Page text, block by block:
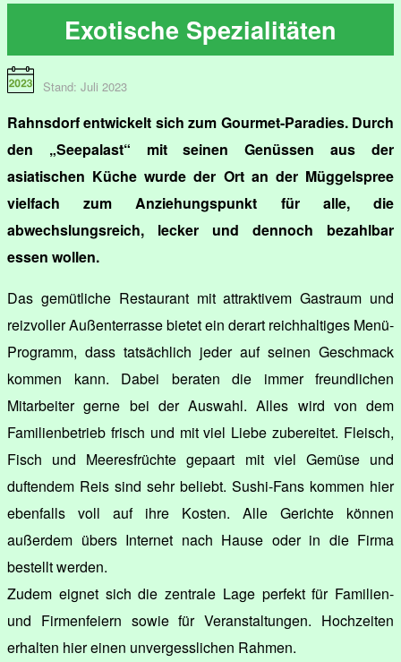
Exotische Spezialitäten
Stand: Juli 2023
Rahnsdorf entwickelt sich zum Gourmet-Paradies. Durch
den „Seepalast“ mit seinen Genüssen aus der
asiatischen Küche wurde der Ort an der Müggelspree
vielfach zum Anziehungspunkt für alle, die
abwechslungsreich, lecker und dennoch bezahlbar
essen wollen.
Das gemütliche Restaurant mit attraktivem Gastraum und
reizvoller Außenterrasse bietet ein derart reichhaltiges Menü-
Programm, dass tatsächlich jeder auf seinen Geschmack
kommen kann. Dabei beraten die immer freundlichen
Mitarbeiter gerne bei der Auswahl. Alles wird von dem
Familienbetrieb frisch und mit viel Liebe zubereitet. Fleisch,
Fisch und Meeresfrüchte gepaart mit viel Gemüse und
duftendem Reis sind sehr beliebt. Sushi-Fans kommen hier
ebenfalls voll auf ihre Kosten. Alle Gerichte können
außerdem übers Internet nach Hause oder in die Firma
bestellt werden.
Zudem eignet sich die zentrale Lage perfekt für Familien-
und Firmenfeiern sowie für Veranstaltungen. Hochzeiten
erhalten hier einen unvergesslichen Rahmen.